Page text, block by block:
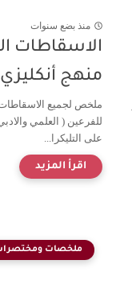
منذ بضع سنوات
الاسقاطات
منهج
ملخص لجميع
للفرعين ( العلمي
على التليكرا...
ملخصات